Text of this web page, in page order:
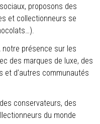
proposons des
et collectionneurs se
notre présence sur les
des marques de luxe, des
et d’autres communautés
conservateurs, des
du monde